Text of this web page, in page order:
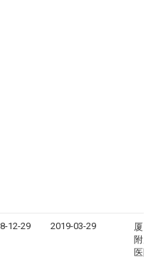
12-29 2019-03-29
厦门
附属
医院